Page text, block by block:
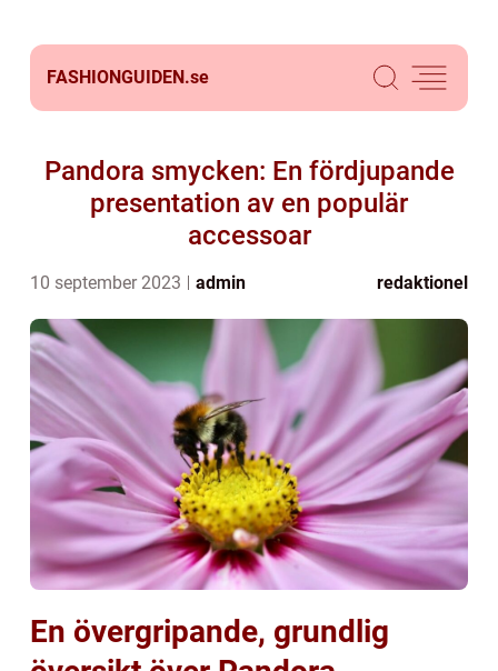
FASHIONGUIDEN.se
Pandora smycken: En fördjupande
presentation av en populär
accessoar
10 september 2023 admin redaktionel
En övergripande, grundlig